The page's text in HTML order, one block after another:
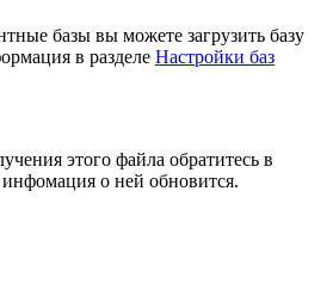
базы вы можете загрузить базу
в разделе Настройки баз
этого файла обратитесь в
о ней обновится.